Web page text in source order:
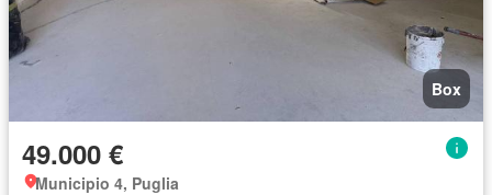
Box
49.000 €
Municipio 4, Puglia